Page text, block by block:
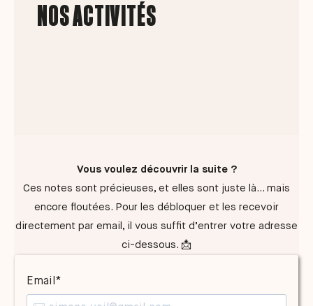
Vous voulez découvrir la suite ?
Ces notes sont précieuses, et elles sont juste là… mais
encore floutées. Pour les débloquer et les recevoir
directement par email, il vous suffit d’entrer votre adresse
ci-dessous. 📩
Email*
NOS ACTIVITÉS